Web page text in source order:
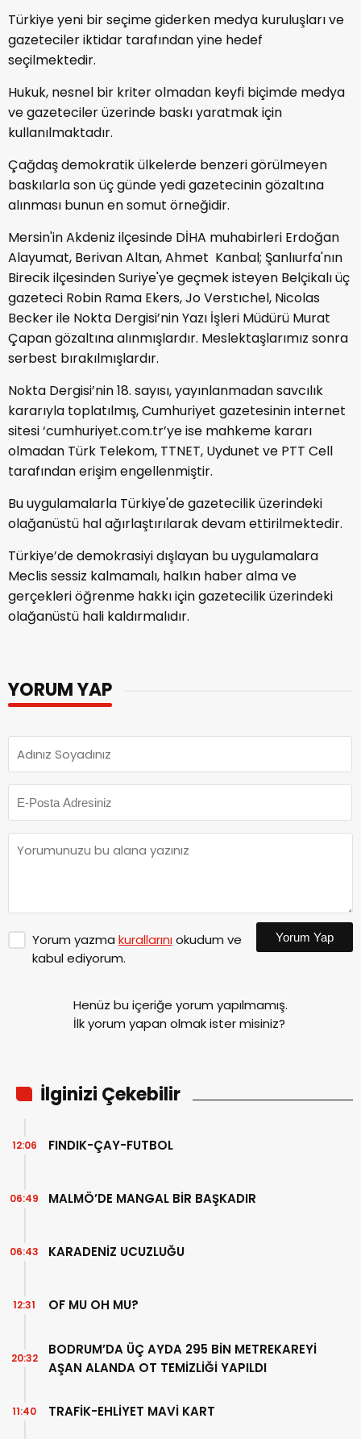
Türkiye yeni bir seçime giderken medya kuruluşları ve
gazeteciler iktidar tarafından yine hedef
seçilmektedir.
Hukuk, nesnel bir kriter olmadan keyfi biçimde medya
ve gazeteciler üzerinde baskı yaratmak için
kullanılmaktadır.
Çağdaş demokratik ülkelerde benzeri görülmeyen
baskılarla son üç günde yedi gazetecinin gözaltına
alınması bunun en somut örneğidir.
Mersin'in Akdeniz ilçesinde DİHA muhabirleri Erdoğan
Alayumat, Berivan Altan, Ahmet Kanbal; Şanlıurfa'nın
Birecik ilçesinden Suriye'ye geçmek isteyen Belçikalı üç
gazeteci Robin Rama Ekers, Jo Verstıchel, Nicolas
Becker ile Nokta Dergisi’nin Yazı İşleri Müdürü Murat
Çapan gözaltına alınmışlardır. Meslektaşlarımız sonra
serbest bırakılmışlardır.
Nokta Dergisi’nin 18. sayısı, yayınlanmadan savcılık
kararıyla toplatılmış, Cumhuriyet gazetesinin internet
sitesi ‘cumhuriyet.com.tr’ye ise mahkeme kararı
olmadan Türk Telekom, TTNET, Uydunet ve PTT Cell
tarafından erişim engellenmiştir.
Bu uygulamalarla Türkiye'de gazetecilik üzerindeki
olağanüstü hal ağırlaştırılarak devam ettirilmektedir.
Türkiye’de demokrasiyi dışlayan bu uygulamalara
Meclis sessiz kalmamalı, halkın haber alma ve
gerçekleri öğrenme hakkı için gazetecilik üzerindeki
olağanüstü hali kaldırmalıdır.
YORUM YAP
Yorum yazma kurallarınıokudum ve
kabul ediyorum.
Yorum Yap
Henüz bu içeriğe yorum yapılmamış.
İlk yorum yapan olmak ister misiniz?
İlginizi Çekebilir
FINDIK-ÇAY-FUTBOL
12:06
MALMÖ’DE MANGAL BİR BAŞKADIR
06:49
KARADENİZ UCUZLUĞU
06:43
OF MU OH MU?
12:31
BODRUM’DA ÜÇ AYDA 295 BİN METREKAREYİ
AŞAN ALANDA OT TEMİZLİĞİ YAPILDI
20:32
TRAFİK-EHLİYET MAVİ KART
11:40